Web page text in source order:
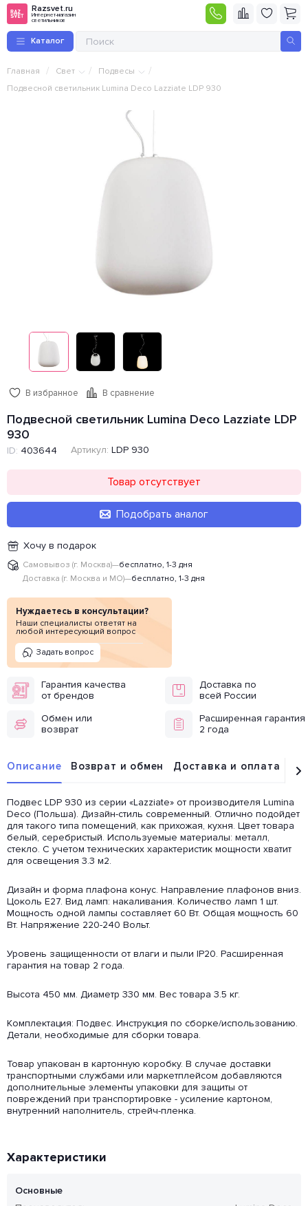
Razsvet.ru
Интернет-магазин
светильников
Каталог
Главная / Свет / Подвесы /
Подвесной светильник Lumina Deco Lazziate LDP 930
В избранное В сравнение
Подвесной светильник Lumina Deco Lazziate LDP
930
ID: 403644 Артикул: LDP 930
Товар отсутствует
Подобрать аналог
Хочу в подарок
Самовывоз (г. Москва)—бесплатно, 1-3 дня
Доставка (г. Москва и МО)—бесплатно, 1-3 дня
Нуждаетесь в консультации?
Наши специалисты ответят на
любой интересующий вопрос
Задать вопрос
Гарантия качества
от брендов
Доставка по
всей России
Обмен или
возврат
Расширенная гарантия
2 года
Описание Возврат и обмен Доставка и оплата
Подвес LDP 930 из серии «Lazziate» от производителя Lumina
Deco (Польша). Дизайн-стиль современный. Отлично подойдет
для такого типа помещений, как прихожая, кухня. Цвет товара
белый, серебристый. Используемые материалы: металл,
стекло. С учетом технических характеристик мощности хватит
для освещения 3.3 м2.
Дизайн и форма плафона конус. Направление плафонов вниз.
Цоколь E27. Вид ламп: накаливания. Количество ламп 1 шт.
Мощность одной лампы составляет 60 Вт. Общая мощность 60
Вт. Напряжение 220-240 Вольт.
Уровень защищенности от влаги и пыли IP20. Расширенная
гарантия на товар 2 года.
Высота 450 мм. Диаметр 330 мм. Вес товара 3.5 кг.
Комплектация: Подвес. Инструкция по сборке/использованию.
Детали, необходимые для сборки товара.
Товар упакован в картонную коробку. В случае доставки
транспортными службами или маркетплейсом добавляются
дополнительные элементы упаковки для защиты от
повреждений при транспортировке - усиление картоном,
внутренний наполнитель, стрейч-пленка.
Характеристики
Основные